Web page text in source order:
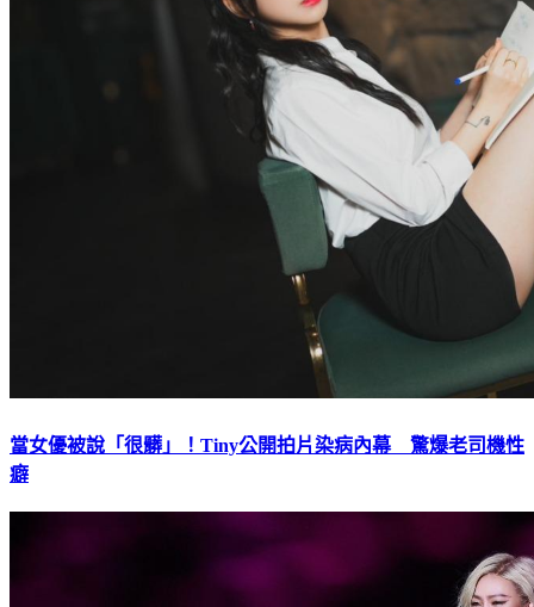
當女優被說「很髒」！Tiny公開拍片染病內幕 驚爆老司機性
癖